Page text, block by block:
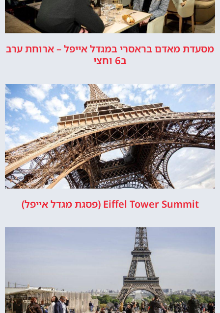
מסעדת מאדם בראסרי במגדל אייפל – ארוחת ערב
ב6 וחצי
Eiffel Tower Summit (פסגת מגדל אייפל)